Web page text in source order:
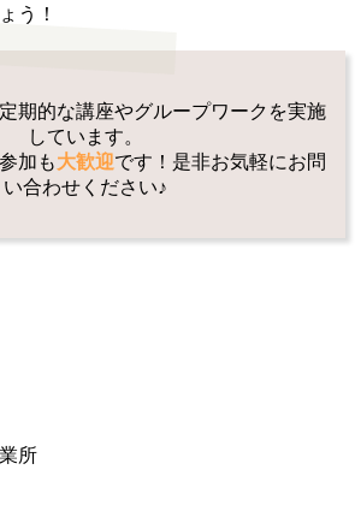
う！
期的な講座やグループワークを実施
しています。
加も大歓迎です！是非お気軽にお問
い合わせください♪
所